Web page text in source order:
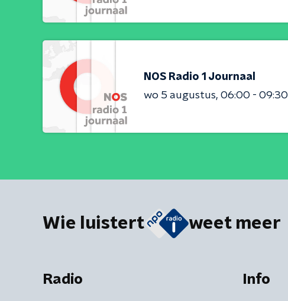
NOS Radio 1 Journaal
wo 5 augustus 06:00 - 09:30
Wie luistert weet meer
Radio Info